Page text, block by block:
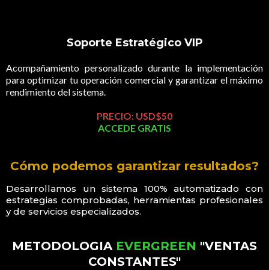
Soporte Estratégico VIP
Acompañamiento personalizado durante la implementación
para optimizar tu operación comercial y garantizar el máximo
rendimiento del sistema.
PRECIO: USD$50
ACCEDE GRATIS
Cómo podemos garantizar resultados?
Desarrollamos un sistema 100% automatizado con
estrategias comprobadas, herramientas profesionales
y de servicios especializados.
METODOLOGIA EVERGREEN "VENTAS
CONSTANTES"